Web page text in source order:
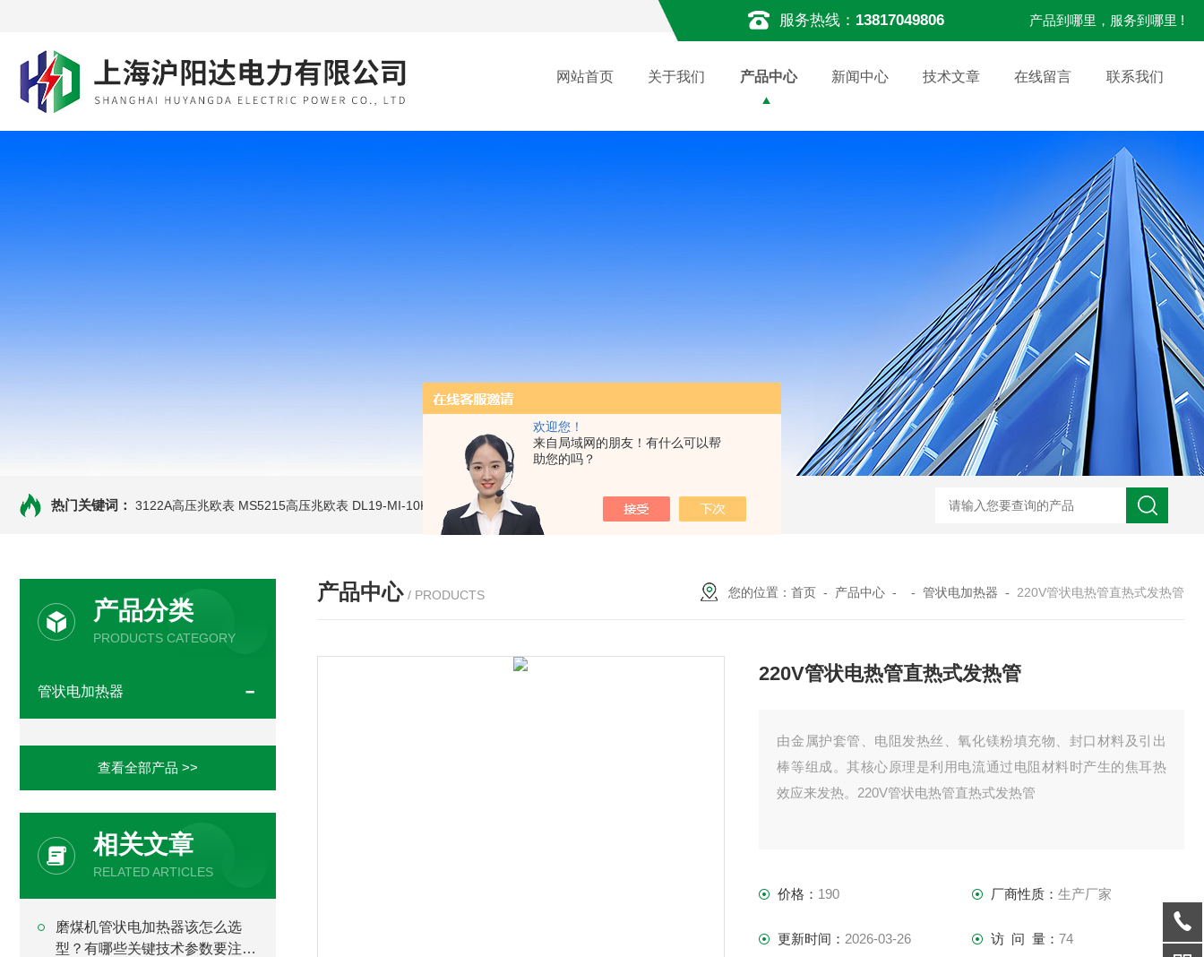
欢迎您！
来自局域网的朋友！有什么可以帮
助您的吗？
服务热线： 13817049806 产品到哪里，服务到哪里 !
网站首页 关于我们 产品中心 新闻中心 技术文章 在线留言 联系我们
热门关键词： 3122A高压兆欧表 MS5215高压兆欧表 DL19-MI-10KVe 高压兆欧表 5000V数字高压兆欧表 CS2077型CS2077高压兆欧表校验仪 GM-5KV-20KV型可调高压兆欧表GM-5KV-20KV nl3203型
产品分类
PRODUCTS CATEGORY
管状电加热器
查看全部产品 >>
相关文章
RELATED ARTICLES
磨煤机管状电加热器该怎么选
型？有哪些关键技术参数要注
产品中心 / PRODUCTS 您的位置： 首页 - 产品中心 - - 管状电加热器 - 220V管状电热管直热式发热管
220V管状电热管直热式发热管
由金属护套管、电阻发热丝、氧化镁粉填充物、封口材料及引出
棒等组成。其核心原理是利用电流通过电阻材料时产生的焦耳热
效应来发热。220V管状电热管直热式发热管
价格： 190 厂商性质： 生产厂家
更新时间： 2026-03-26 访 问 量： 74